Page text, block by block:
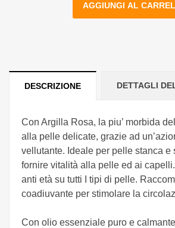
AGGIUNGI AL
DESCRIZIONE DETTAGLI
Con Argilla Rosa, la piu’ morbida
alla pelle delicate, grazie ad
vellutante. Ideale per pelle stanca e
fornire vitalità alla pelle ed ai
anti età su tutti I tipi di pelle.
coadiuvante per stimolare la
Con olio essenziale puro e